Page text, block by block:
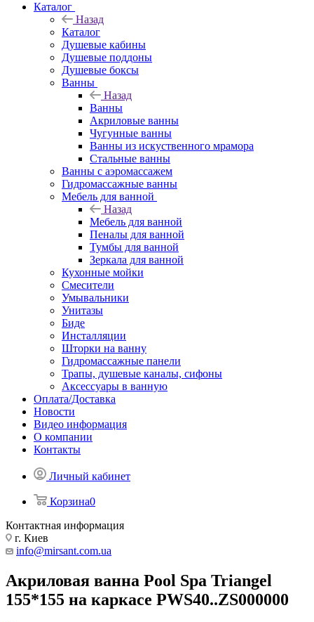
Каталог
Назад
Каталог
Душевые кабины
Душевые поддоны
Душевые боксы
Ванны
Назад
Ванны
Акриловые ванны
Чугунные ванны
Ванны из искуственного мрамора
Стальные ванны
Ванны с аэромассажем
Гидромассажные ванны
Мебель для ванной
Назад
Мебель для ванной
Пеналы для ванной
Тумбы для ванной
Зеркала для ванной
Кухонные мойки
Смесители
Умывальники
Унитазы
Биде
Инсталляции
Шторки на ванну
Гидромассажные панели
Трапы, душевые каналы, сифоны
Аксессуары в ванную
Оплата/Доставка
Новости
Видео информация
О компании
Контакты
Личный кабинет
Корзина0
Контактная информация
г. Киев
info@mirsant.com.ua
Акриловая ванна Pool Spa Triangel
155*155 на каркасе PWS40..ZS000000